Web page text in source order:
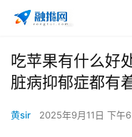
吃苹果有什么好
脏病抑郁症都有
黄sir 2025年9月11日 下午